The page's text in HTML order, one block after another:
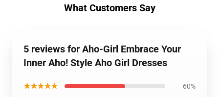
What Customers Say
5 reviews for Aho-Girl Embrace Your
Inner Aho! Style Aho Girl Dresses
★★★★★ 60%